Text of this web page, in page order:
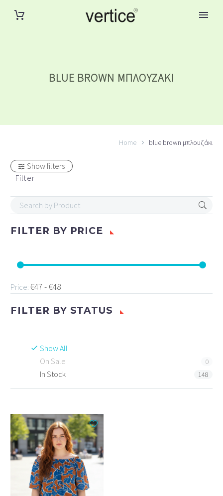
BLUE BROWN ΜΠΛΟΥΖΆΚΙ
Home blue brown μπλουζάκι
Show filters
Filter
FILTER BY PRICE
Price: €47 - €48
FILTER BY STATUS
Show All
On Sale
0
In Stock 148